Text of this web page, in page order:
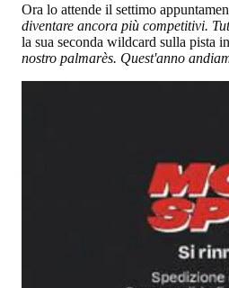
Ora lo attende il settimo
diventare ancora più competitivi.
la sua seconda wildcard sulla pista
nostro palmarès. Quest'anno